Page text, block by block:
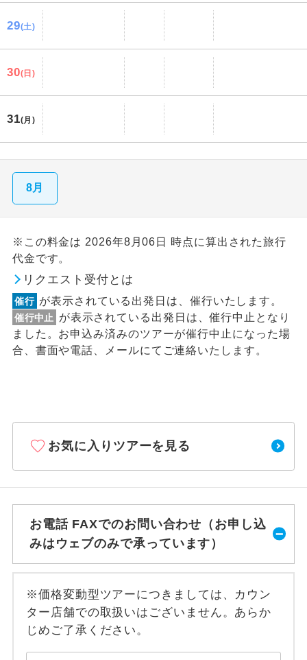
29(土)
30(日)
31(月)
8月
※この料金は 2026年8月06日 時点に算出された旅行
代金です。
リクエスト受付とは
催行 が表示されている出発日は、催行いたします。
催行中止
が表示されている出発日は、催行中止となり
ました。お申込み済みのツアーが催行中止になった場
合、書面や電話、メールにてご連絡いたします。
お気に入りツアーを見る
お電話 FAXでのお問い合わせ（お申し込
みはウェブのみで承っています）
※価格変動型ツアーにつきましては、カウン
ター店舗での取扱いはございません。あらか
じめご了承ください。